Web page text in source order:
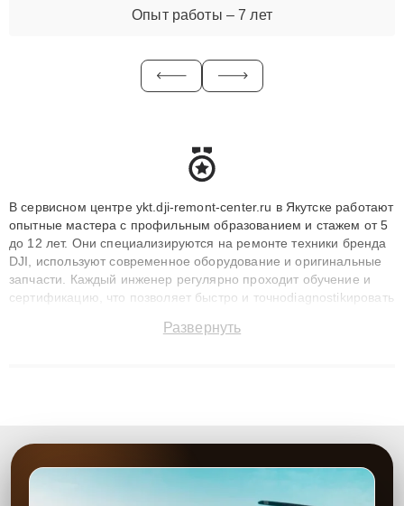
Опыт работы – 7 лет
В сервисном центре ykt.dji-remont-center.ru в Якутске работают
опытные мастера с профильным образованием и стажем от 5
до 12 лет. Они специализируются на ремонте техники бренда
DJI, используют современное оборудование и оригинальные
запчасти. Каждый инженер регулярно проходит обучение и
сертификацию, что позволяет быстро и точноdiagnostikировать
до 3 лет. Наши мастера решают сложные случаи: от замены
Развернуть